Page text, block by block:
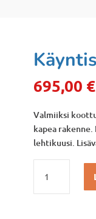
695,00 €
Valmiiksi
kapea
lehtikuusi.
x